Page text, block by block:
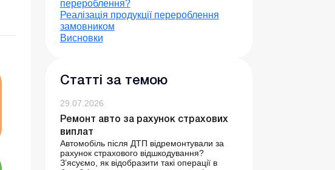
перероблення?
Реалізація продукції перероблення
замовником
Висновки
Статті за темою
29.07.2026
Ремонт авто за рахунок страхових
виплат
Автомобіль після ДТП відремонтували за
рахунок страхового відшкодування?
З’ясуємо, як відобразити такі операції в